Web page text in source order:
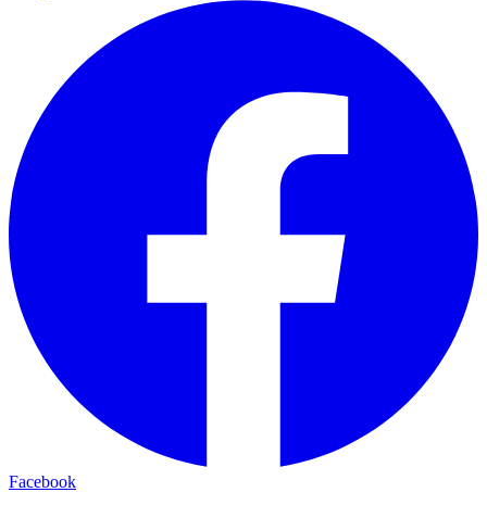
Facebook